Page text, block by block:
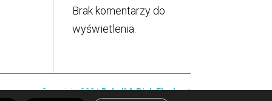
Brak komentarzy do
wyświetlenia.
Copyright 2024Rebell & Pink Elephant